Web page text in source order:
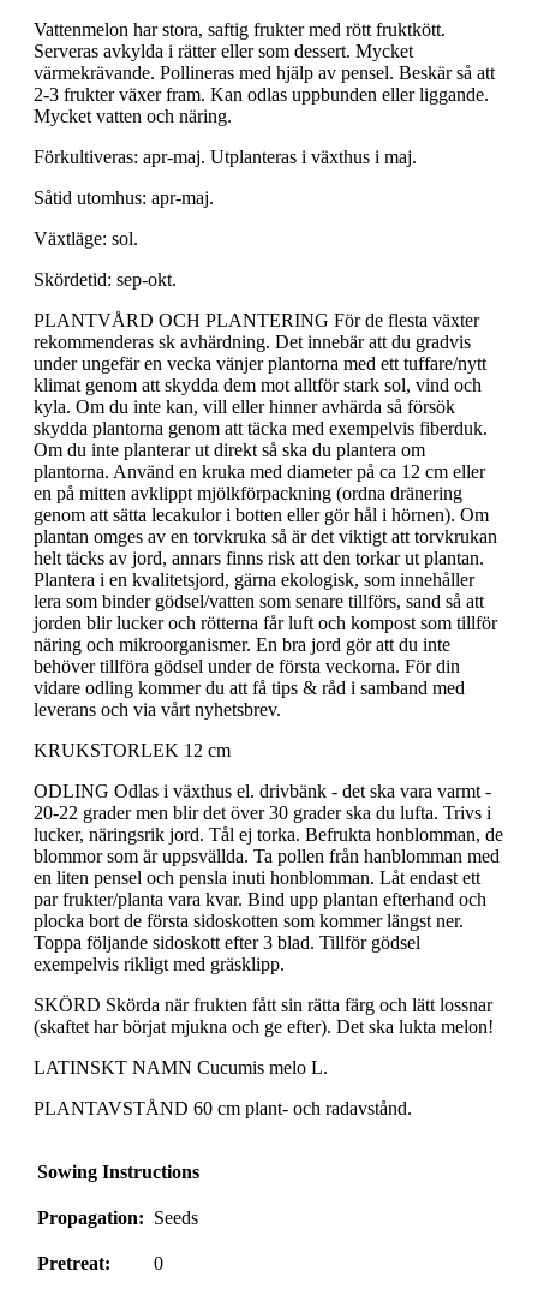
Vattenmelon har stora, saftig frukter med rött fruktkött.
Serveras avkylda i rätter eller som dessert. Mycket
värmekrävande. Pollineras med hjälp av pensel. Beskär så att
2-3 frukter växer fram. Kan odlas uppbunden eller liggande.
Mycket vatten och näring.
Förkultiveras: apr-maj. Utplanteras i växthus i maj.
Såtid utomhus: apr-maj.
Växtläge: sol.
Skördetid: sep-okt.
PLANTVÅRD OCH PLANTERING För de flesta växter
rekommenderas sk avhärdning. Det innebär att du gradvis
under ungefär en vecka vänjer plantorna med ett tuffare/nytt
klimat genom att skydda dem mot alltför stark sol, vind och
kyla. Om du inte kan, vill eller hinner avhärda så försök
skydda plantorna genom att täcka med exempelvis fiberduk.
Om du inte planterar ut direkt så ska du plantera om
plantorna. Använd en kruka med diameter på ca 12 cm eller
en på mitten avklippt mjölkförpackning (ordna dränering
genom att sätta lecakulor i botten eller gör hål i hörnen). Om
plantan omges av en torvkruka så är det viktigt att torvkrukan
helt täcks av jord, annars finns risk att den torkar ut plantan.
Plantera i en kvalitetsjord, gärna ekologisk, som innehåller
lera som binder gödsel/vatten som senare tillförs, sand så att
jorden blir lucker och rötterna får luft och kompost som tillför
näring och mikroorganismer. En bra jord gör att du inte
behöver tillföra gödsel under de första veckorna. För din
vidare odling kommer du att få tips & råd i samband med
leverans och via vårt nyhetsbrev.
KRUKSTORLEK 12 cm
ODLING Odlas i växthus el. drivbänk - det ska vara varmt -
20-22 grader men blir det över 30 grader ska du lufta. Trivs i
lucker, näringsrik jord. Tål ej torka. Befrukta honblomman, de
blommor som är uppsvällda. Ta pollen från hanblomman med
en liten pensel och pensla inuti honblomman. Låt endast ett
par frukter/planta vara kvar. Bind upp plantan efterhand och
plocka bort de första sidoskotten som kommer längst ner.
Toppa följande sidoskott efter 3 blad. Tillför gödsel
exempelvis rikligt med gräsklipp.
SKÖRD Skörda när frukten fått sin rätta färg och lätt lossnar
(skaftet har börjat mjukna och ge efter). Det ska lukta melon!
LATINSKT NAMN Cucumis melo L.
PLANTAVSTÅND 60 cm plant- och radavstånd.
Sowing Instructions
Propagation: Seeds
Pretreat: 0